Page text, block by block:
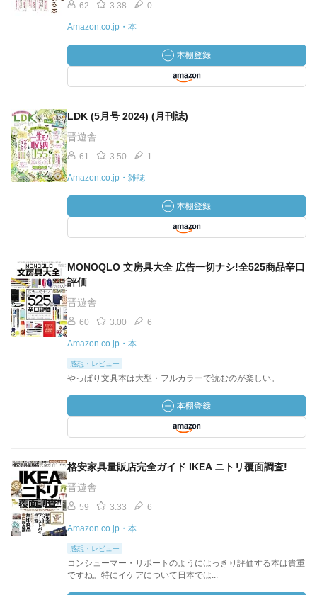
62 3.38 0
Amazon.co.jp・本
LDK (5月号 2024) (月刊誌)
晋遊舎
61 3.50 1
Amazon.co.jp・雑誌
MONOQLO 文房具大全 広告一切ナシ!全525商品辛口
評価
晋遊舎
60 3.00 6
Amazon.co.jp・本
感想・レビュー
やっぱり文具本は大型・フルカラーで読むのが楽しい。
格安家具量販店完全ガイド IKEA ニトリ覆面調査!
晋遊舎
59 3.33 6
Amazon.co.jp・本
感想・レビュー
コンシューマー・リポートのようにはっきり評価する本は貴重
ですね。特にイケアについて日本では...